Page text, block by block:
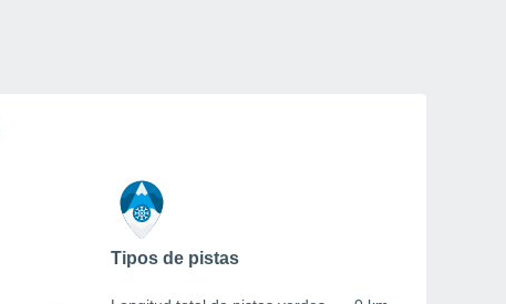
Tipos de pistas